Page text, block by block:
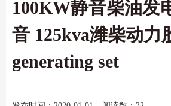
100KW静音柴油发
音 125kva潍柴动力
generating set